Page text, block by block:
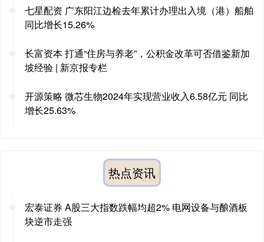
七星配资 广东阳江边检去年累计办理出入境（港）船舶
同比增长15.26%
长富资本 打通“住房与养老”，公积金改革可否借鉴新加
坡经验 | 新京报专栏
开源策略 微芯生物2024年实现营业收入6.58亿元 同比
增长25.63%
热点资讯
宏泰证券 A股三大指数跌幅均超2% 电网设备与酿酒板
块逆市走强